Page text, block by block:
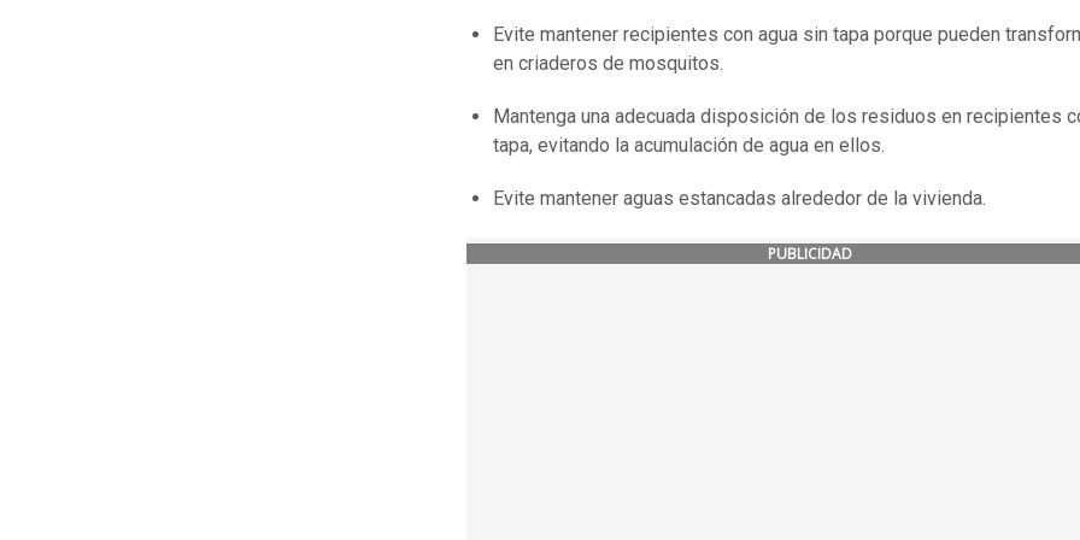
Evite mantener recipientes con agua sin tapa porque pueden
en criaderos de mosquitos.
Mantenga una adecuada disposición de los residuos en recipientes
tapa, evitando la acumulación de agua en ellos.
Evite mantener aguas estancadas alrededor de la vivienda.
PUBLICIDAD